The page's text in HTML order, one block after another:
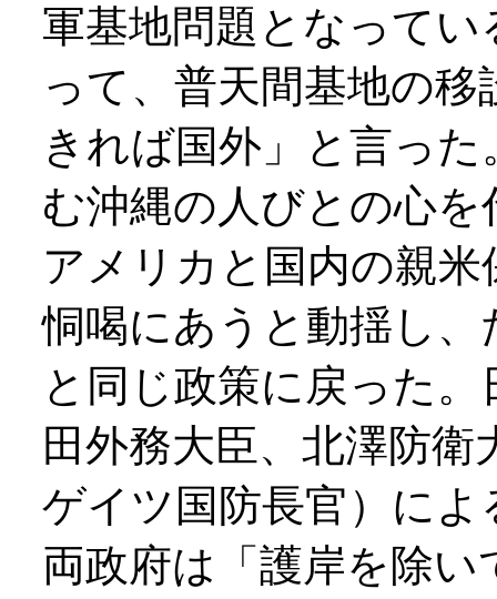
軍基地問題となって
って、普天間基地の
きれば国外」と言っ
む沖縄の人びとの心
アメリカと国内の親
恫喝にあうと動揺し
と同じ政策に戻った
田外務大臣、北澤防
ゲイツ国防長官）によ
両政府は「護岸を除